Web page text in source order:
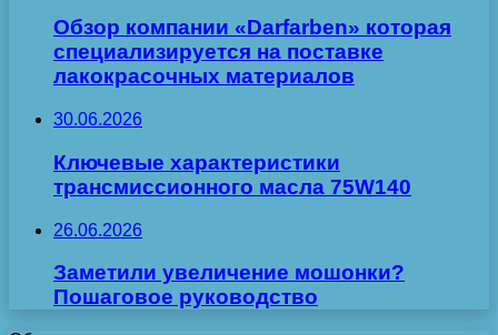
Обзор компании «Darfarben» которая
специализируется на поставке
лакокрасочных материалов
30.06.2026
Ключевые характеристики
трансмиссионного масла 75W140
26.06.2026
Заметили увеличение мошонки?
Пошаговое руководство